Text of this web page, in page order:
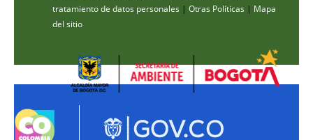
tratamiento de datos personales | Otras Políticas | Mapa
del sitio